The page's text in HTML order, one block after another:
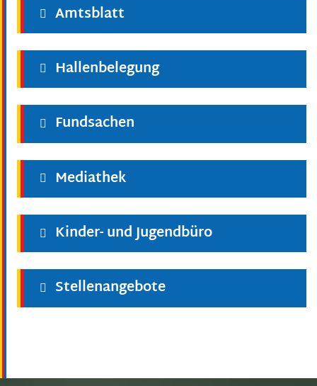
Amtsblatt
Hallenbelegung
Fundsachen
Mediathek
Kinder- und Jugendbüro
Stellenangebote